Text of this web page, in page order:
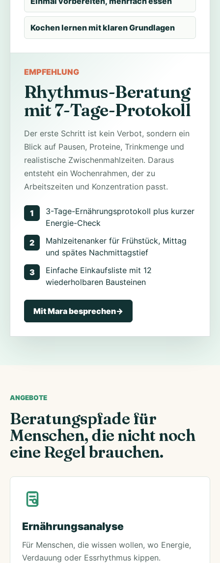
Kochen lernen mit klaren Grundlagen
EMPFEHLUNG
Rhythmus-Beratung
mit 7-Tage-Protokoll
Der erste Schritt ist kein Verbot, sondern ein
Blick auf Pausen, Proteine, Trinkmenge und
realistische Zwischenmahlzeiten. Daraus
entsteht ein Wochenrahmen, der zu
Arbeitszeiten und Konzentration passt.
1
3-Tage-Ernährungsprotokoll plus kurzer
Energie-Check
2
Mahlzeitenanker für Frühstück, Mittag
und spätes Nachmittagstief
3
Einfache Einkaufsliste mit 12
wiederholbaren Bausteinen
Mit Mara besprechen->
ANGEBOTE
Beratungspfade für
Menschen, die nicht noch
eine Regel brauchen.
Ernährungsanalyse
Für Menschen, die wissen wollen, wo Energie,
Verdauung oder Essrhythmus kippen.